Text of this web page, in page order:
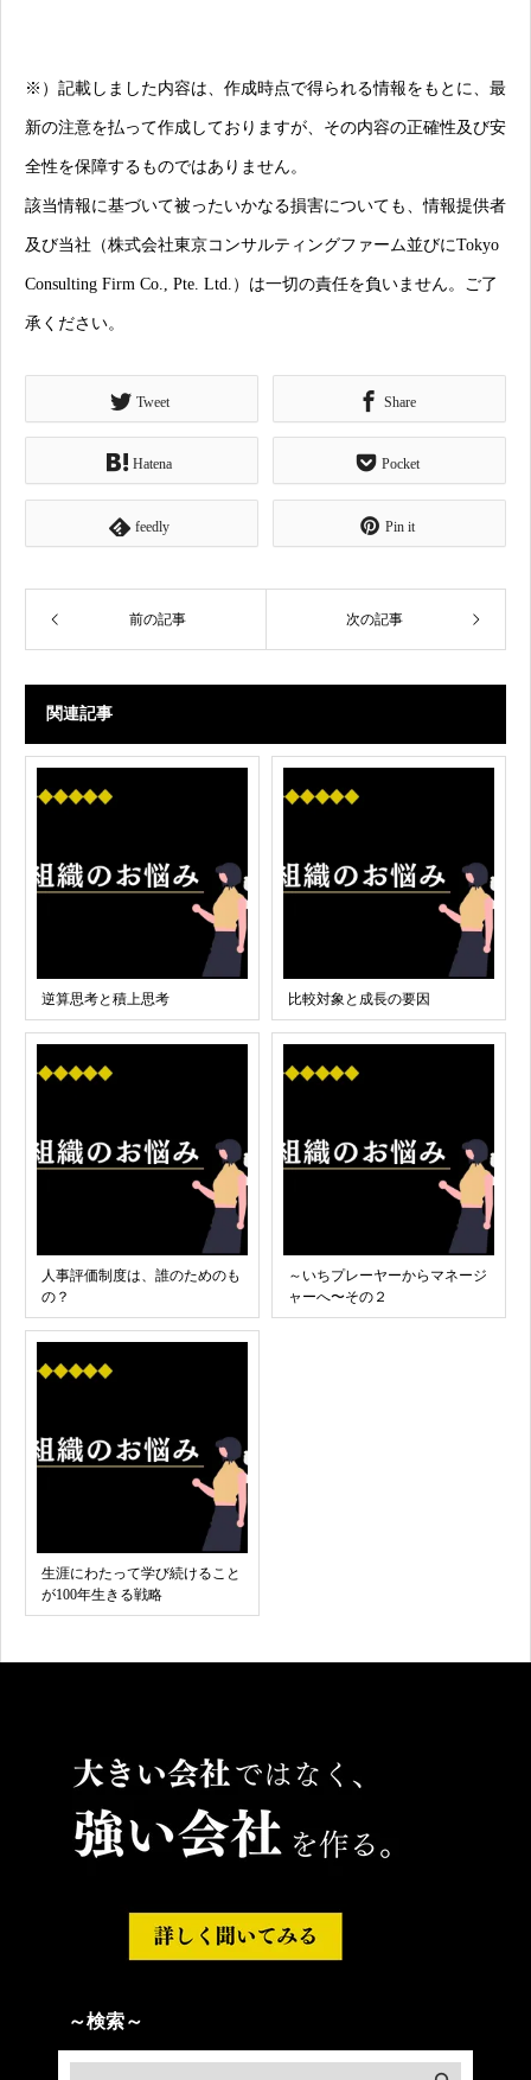
※）記載しました内容は、作成時点で得られる情報をもとに、最
新の注意を払って作成しておりますが、その内容の正確性及び安
全性を保障するものではありません。
該当情報に基づいて被ったいかなる損害についても、情報提供者
及び当社（株式会社東京コンサルティングファーム並びにTokyo
Consulting Firm Co., Pte. Ltd.）は一切の責任を負いません。ご了
承ください。
Tweet Share
Hatena Pocket
feedly Pin it
前の記事 次の記事
関連記事
逆算思考と積上思考 比較対象と成長の要因
人事評価制度は、誰のためのも
の？
～いちプレーヤーからマネージ
ャーへ〜その２
生涯にわたって学び続けること
が100年生きる戦略
～検索～